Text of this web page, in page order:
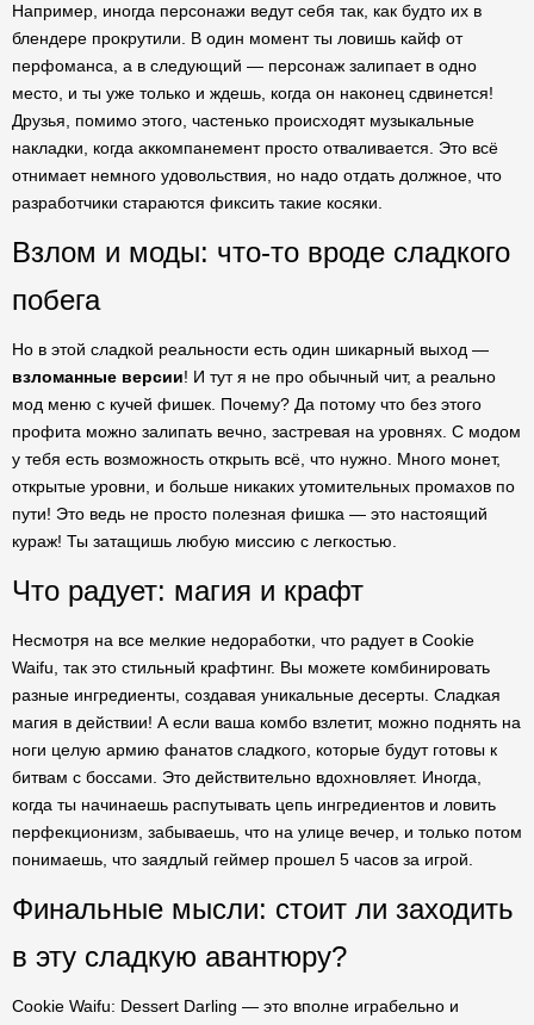
Например, иногда персонажи ведут себя так, как будто их в
блендере прокрутили. В один момент ты ловишь кайф от
перфоманса, а в следующий — персонаж залипает в одно
место, и ты уже только и ждешь, когда он наконец сдвинется!
Друзья, помимо этого, частенько происходят музыкальные
накладки, когда аккомпанемент просто отваливается. Это всё
отнимает немного удовольствия, но надо отдать должное, что
разработчики стараются фиксить такие косяки.
Взлом и моды: что-то вроде сладкого
побега
Но в этой сладкой реальности есть один шикарный выход —
взломанные версии! И тут я не про обычный чит, а реально
мод меню с кучей фишек. Почему? Да потому что без этого
профита можно залипать вечно, застревая на уровнях. С модом
у тебя есть возможность открыть всё, что нужно. Много монет,
открытые уровни, и больше никаких утомительных промахов по
пути! Это ведь не просто полезная фишка — это настоящий
кураж! Ты затащишь любую миссию с легкостью.
Что радует: магия и крафт
Несмотря на все мелкие недоработки, что радует в Cookie
Waifu, так это стильный крафтинг. Вы можете комбинировать
разные ингредиенты, создавая уникальные десерты. Сладкая
магия в действии! А если ваша комбо взлетит, можно поднять на
ноги целую армию фанатов сладкого, которые будут готовы к
битвам с боссами. Это действительно вдохновляет. Иногда,
когда ты начинаешь распутывать цепь ингредиентов и ловить
перфекционизм, забываешь, что на улице вечер, и только потом
понимаешь, что заядлый геймер прошел 5 часов за игрой.
Финальные мысли: стоит ли заходить
в эту сладкую авантюру?
Cookie Waifu: Dessert Darling — это вполне играбельно и